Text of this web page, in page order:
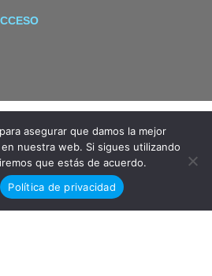
asegurar que damos la mejor
nuestra web. Si sigues utilizando
que estás de acuerdo.
Política de privacidad